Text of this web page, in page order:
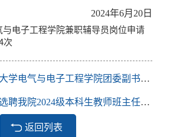
2024年6月 20 日
与电子工程学院兼职辅导员岗位申请
次
气与电子工程学院团委副书记（学生）名单公示
我院2024级本科生教师班主任的通知
返回列表